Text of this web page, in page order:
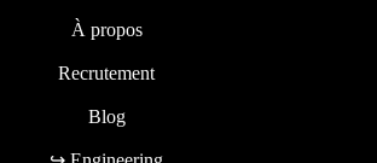
À propos
Recrutement
Blog